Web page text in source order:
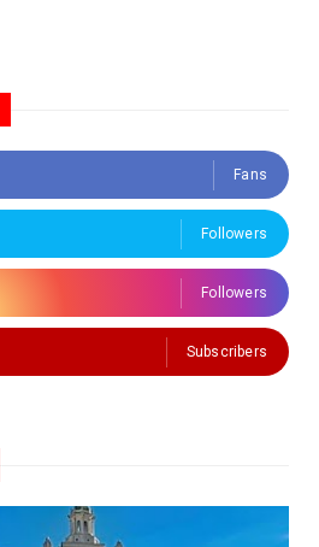
Fans
Followers
Followers
Subscribers